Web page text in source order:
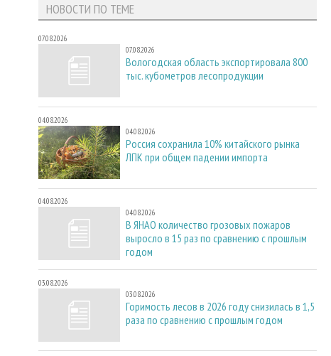
НОВОСТИ ПО ТЕМЕ
07.08.2026
07.08.2026
Вологодская область экспортировала 800
тыс. кубометров лесопродукции
04.08.2026
04.08.2026
Россия сохранила 10% китайского рынка
ЛПК при общем падении импорта
04.08.2026
04.08.2026
В ЯНАО количество грозовых пожаров
выросло в 15 раз по сравнению с прошлым
годом
03.08.2026
03.08.2026
Горимость лесов в 2026 году снизилась в 1,5
раза по сравнению с прошлым годом